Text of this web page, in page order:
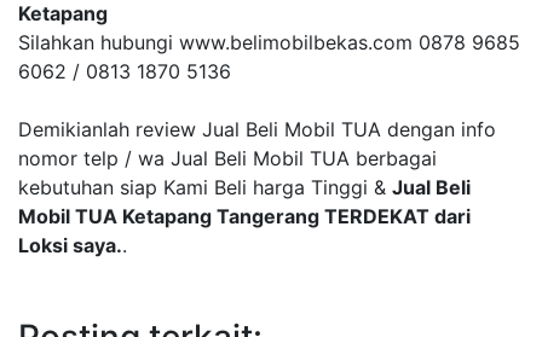
Ketapang
Silahkan hubungi www.belimobilbekas.com 0878 9685
6062 / 0813 1870 5136
Demikianlah review Jual Beli Mobil TUA dengan info
nomor telp / wa Jual Beli Mobil TUA berbagai
kebutuhan siap Kami Beli harga Tinggi & Jual Beli
Mobil TUA Ketapang Tangerang TERDEKAT dari
Loksi saya..